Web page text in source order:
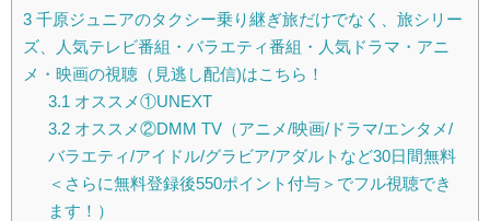
3 千原ジュニアのタクシー乗り継ぎ旅だけでなく、旅シリー
ズ、人気テレビ番組・バラエティ番組・人気ドラマ・アニ
メ・映画の視聴（見逃し配信)はこちら！
3.1 オススメ①UNEXT
3.2オススメ②DMM TV（アニメ/映画/ドラマ/エンタメ/
バラエティ/アイドル/グラビア/アダルトなど30日間無料
＜さらに無料登録後550ポイント付与＞でフル視聴でき
ます！）